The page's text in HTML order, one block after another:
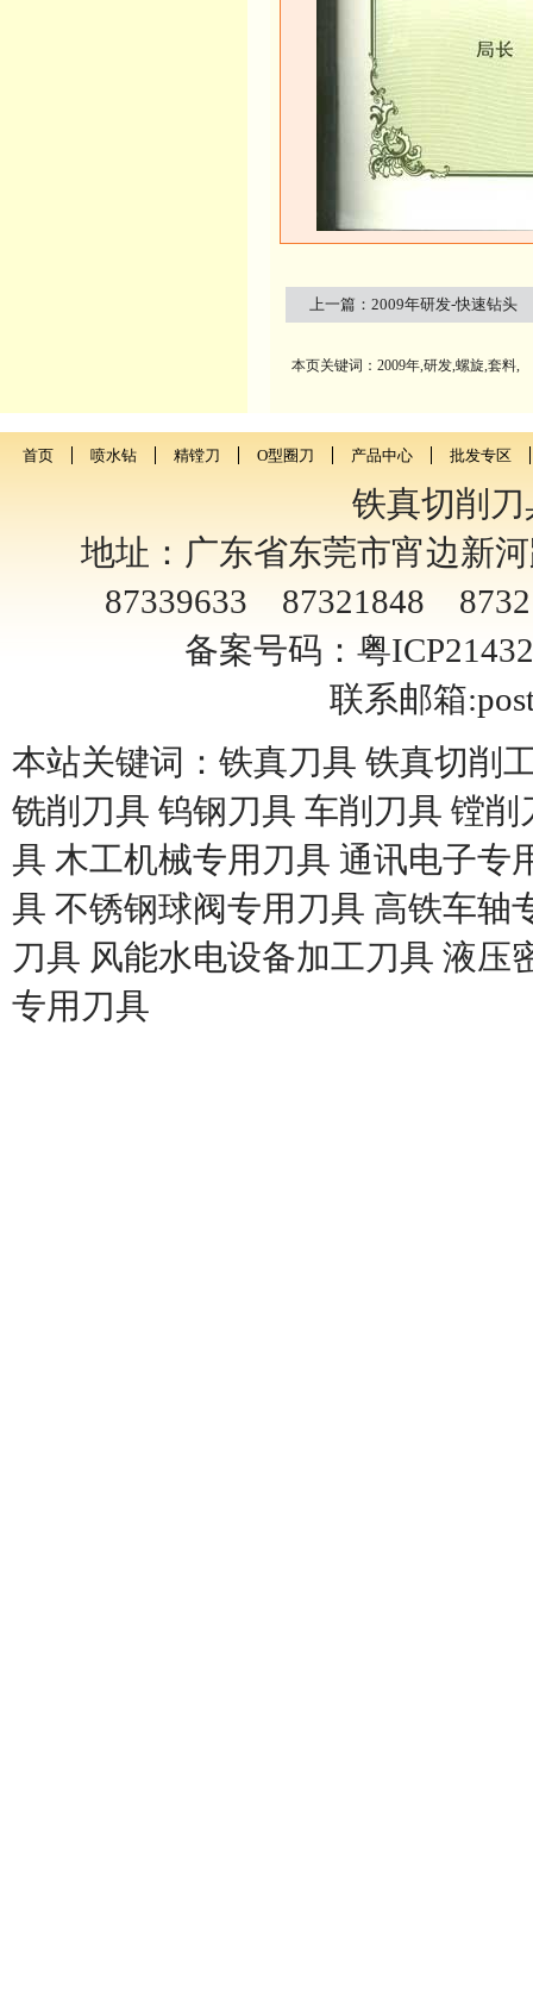
上一篇：2009年研发-快速钻头
本页关键词：2009年,研发,螺旋,套料,
首页 喷水钻 精镗刀 O型圈刀 产品中心 批发专区
铁真切削
地址：广东省东莞市宵边新
87339633 87321848
备案号码：粤
联系邮箱:
本站关键词：铁真刀具 铁真切削
铣削刀具 钨钢刀具 车削刀具 镗
具 木工机械专用刀具 通讯电子专
具 不锈钢球阀专用刀具 高铁车轴
刀具 风能水电设备加工刀具 液压
专用刀具